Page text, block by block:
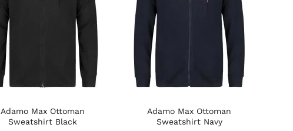
Adamo Max Ottoman
Sweatshirt Black
Adamo Max Ottoman
Sweatshirt Navy